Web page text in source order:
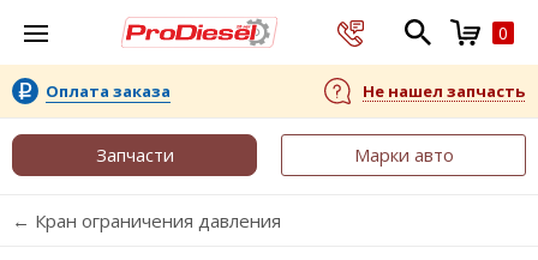
0
Оплата заказа Не нашел запчасть
Запчасти Марки авто
← Кран ограничения давления